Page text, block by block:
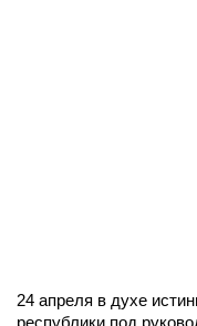
24 апреля в духе
республики под